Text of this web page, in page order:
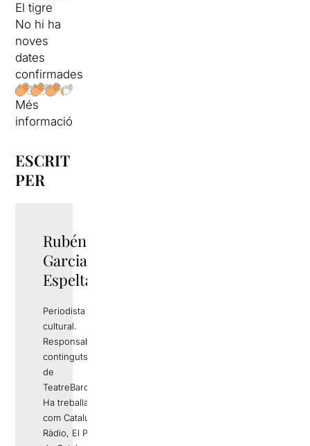
El tigre
No hi ha
noves
dates
confirmades
Més
informació
ESCRIT
PER
Rubén
Garcia
Espelta
Periodista i gestor
cultural.
Responsable de
continguts editorials
de
TeatreBarcelona.com
Ha treballat a mitjans
com Catalunya
Ràdio, El Periódico